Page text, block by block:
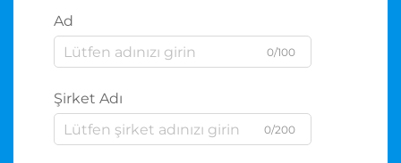
Ad
0/100
Şirket Adı
0/200